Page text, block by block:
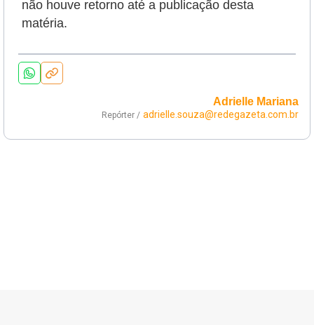
não houve retorno até a publicação desta
matéria.
Adrielle Mariana
Repórter / adrielle.souza@redegazeta.com.br